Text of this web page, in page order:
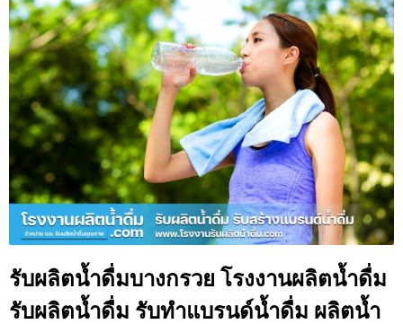
รับผลิตน้ำดื่มบางกรวย โรงงานผลิตน้ำดื่ม
รับผลิตน้ำดื่ม รับทำแบรนด์น้ำดื่ม ผลิตน้ำ